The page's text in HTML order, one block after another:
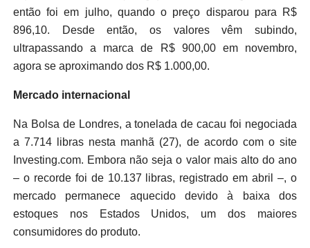
então foi em julho, quando o preço disparou para R$
896,10. Desde então, os valores vêm subindo,
ultrapassando a marca de R$ 900,00 em novembro,
agora se aproximando dos R$ 1.000,00.
Mercado internacional
Na Bolsa de Londres, a tonelada de cacau foi negociada
a 7.714 libras nesta manhã (27), de acordo com o site
Investing.com. Embora não seja o valor mais alto do ano
– o recorde foi de 10.137 libras, registrado em abril –, o
mercado permanece aquecido devido à baixa dos
estoques nos Estados Unidos, um dos maiores
consumidores do produto.